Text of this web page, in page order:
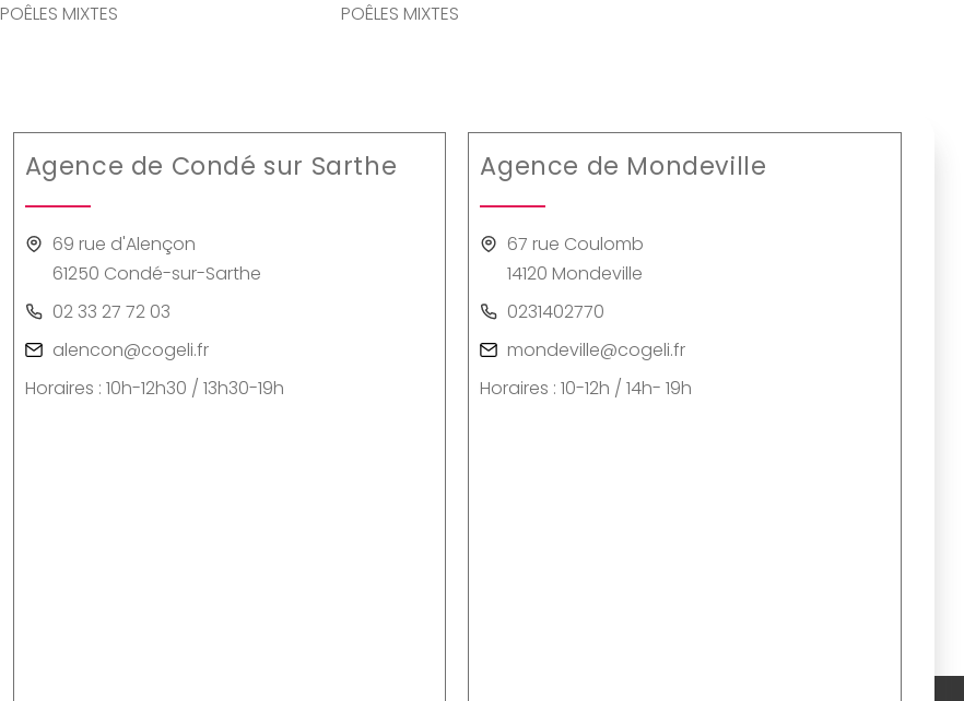
POÊLES MIXTES POÊLES MIXTES
Agence de Condé sur Sarthe
69 rue d'Alençon
61250 Condé-sur-Sarthe
02 33 27 72 03
alencon@cogeli.fr
Horaires : 10h-12h30 / 13h30-19h
Agence de Mondeville
67 rue Coulomb
14120 Mondeville
0231402770
mondeville@cogeli.fr
Horaires : 10-12h / 14h- 19h